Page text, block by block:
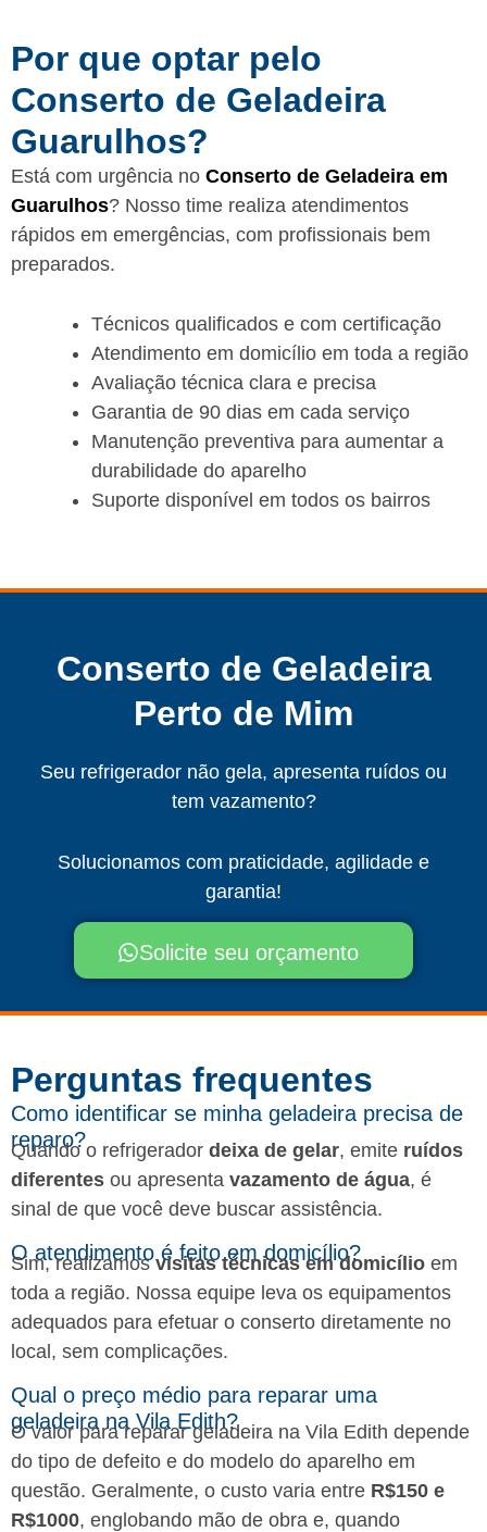
Por que optar pelo
Conserto de Geladeira
Guarulhos?
Está com urgência no Conserto de Geladeira em
Guarulhos? Nosso time realiza atendimentos
rápidos em emergências, com profissionais bem
preparados.
Técnicos qualificados e com certificação
Atendimento em domicílio em toda a região
Avaliação técnica clara e precisa
Garantia de 90 dias em cada serviço
Manutenção preventiva para aumentar a
durabilidade do aparelho
Suporte disponível em todos os bairros
Conserto de Geladeira
Perto de Mim
Seu refrigerador não gela, apresenta ruídos ou
tem vazamento?
Solucionamos com praticidade, agilidade e
garantia!
Solicite seu orçamento
Perguntas frequentes​
Como identificar se minha geladeira precisa de
reparo?
Quando o refrigerador deixa de gelar, emite ruídos
diferentes ou apresenta vazamento de água, é
sinal de que você deve buscar assistência.
O atendimento é feito em domicílio?
Sim, realizamosvisitas técnicas em domicílio em
toda a região. Nossa equipe leva os equipamentos
adequados para efetuar o conserto diretamente no
local, sem complicações.
Qual o preço médio para reparar uma
geladeira na Vila Edith?
O valor para reparar geladeira na Vila Edith depende
do tipo de defeito e do modelo do aparelho em
questão. Geralmente, o custo varia entre R$150 e
R$1000, englobando mão de obra e, quando